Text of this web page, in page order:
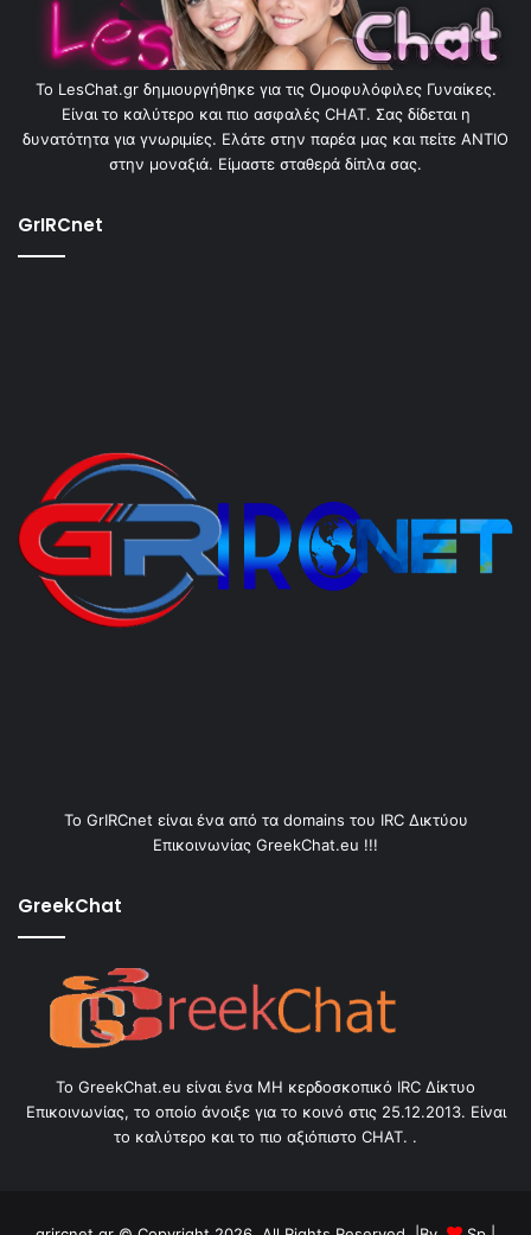
To LesChat.gr δημιουργήθηκε για τις Ομοφυλόφιλες Γυναίκες.
Είναι το καλύτερο και πιο ασφαλές CHAT. Σας δίδεται η
δυνατότητα για γνωριμίες. Ελάτε στην παρέα μας και πείτε ΑΝΤΙΟ
στην μοναξιά. Είμαστε σταθερά δίπλα σας.
GrIRCnet
Το GrIRCnet είναι ένα από τα domains του IRC Δικτύου
Επικοινωνίας GreekChat.eu !!!
GreekChat
Το GreekChat.eu είναι ένα ΜΗ κερδοσκοπικό IRC Δίκτυο
Επικοινωνίας, το οποίο άνοιξε για το κοινό στις 25.12.2013. Είναι
το καλύτερο και το πιο αξιόπιστο CHAT. .